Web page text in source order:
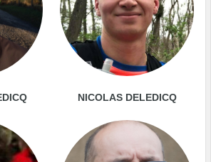
NICOLAS DELEDICQ